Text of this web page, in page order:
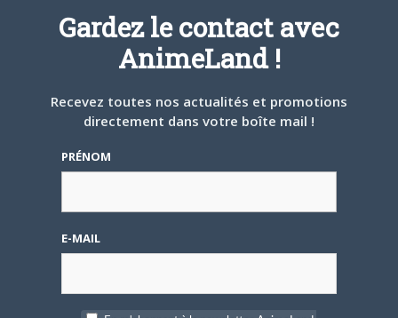
Offline
Ancien
5 sujets de 1 à 5 (sur un total de 5)
Le forum ‘Conventions’ est fermé à de nouveaux sujets
et réponses.
Members Currently Active: 0
No users are currently active
Membres en ligne pendant les dernières 24 heures : 3
Gardez le contact avec
AnimeLand !
Recevez toutes nos actualités et promotions
directement dans votre boîte mail !
PRÉNOM
E-MAIL